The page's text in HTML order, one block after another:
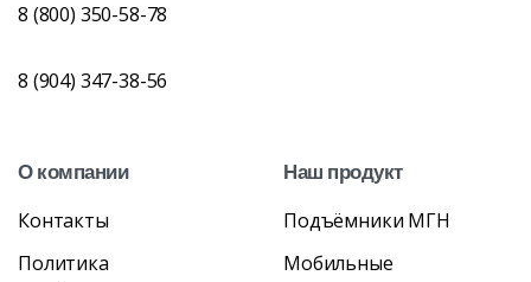
8 (800) 350-58-78
8 (904) 347-38-56
Окомпании
Контакты
Политика
Наш продукт
Подъёмники МГН
Мобильные